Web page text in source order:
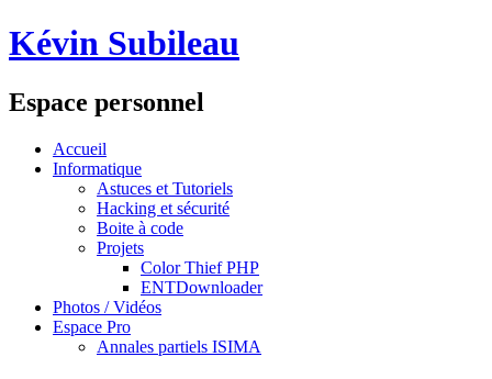
Kévin Subileau
Espace personnel
Accueil
Informatique
Astuces et Tutoriels
Hacking et sécurité
Boite à code
Projets
Color Thief PHP
ENTDownloader
Photos / Vidéos
Espace Pro
Annales partiels ISIMA